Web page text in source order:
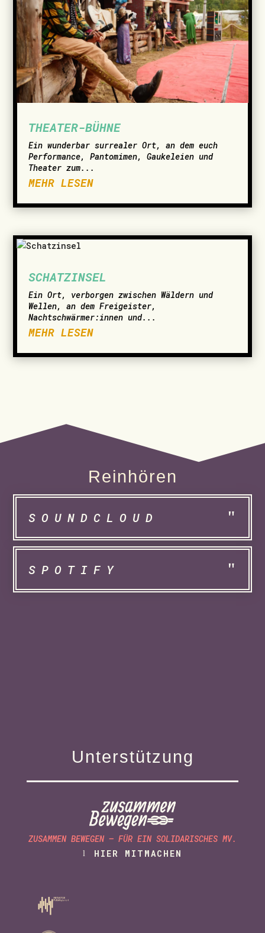
THEATER-BÜHNE
Ein wunderbar surrealer Ort, an dem euch
Performance, Pantomimen, Gaukeleien und
Theater zum...
MEHR LESEN
SCHATZINSEL
Ein Ort, verborgen zwischen Wäldern und
Wellen, an dem Freigeister,
Nachtschwärmer:innen und...
MEHR LESEN
Reinhören
SOUNDCLOUD
SPOTIFY
Unterstützung
ZUSAMMEN BEWEGEN – FÜR EIN SOLIDARISCHES MV.
HIER MITMACHEN